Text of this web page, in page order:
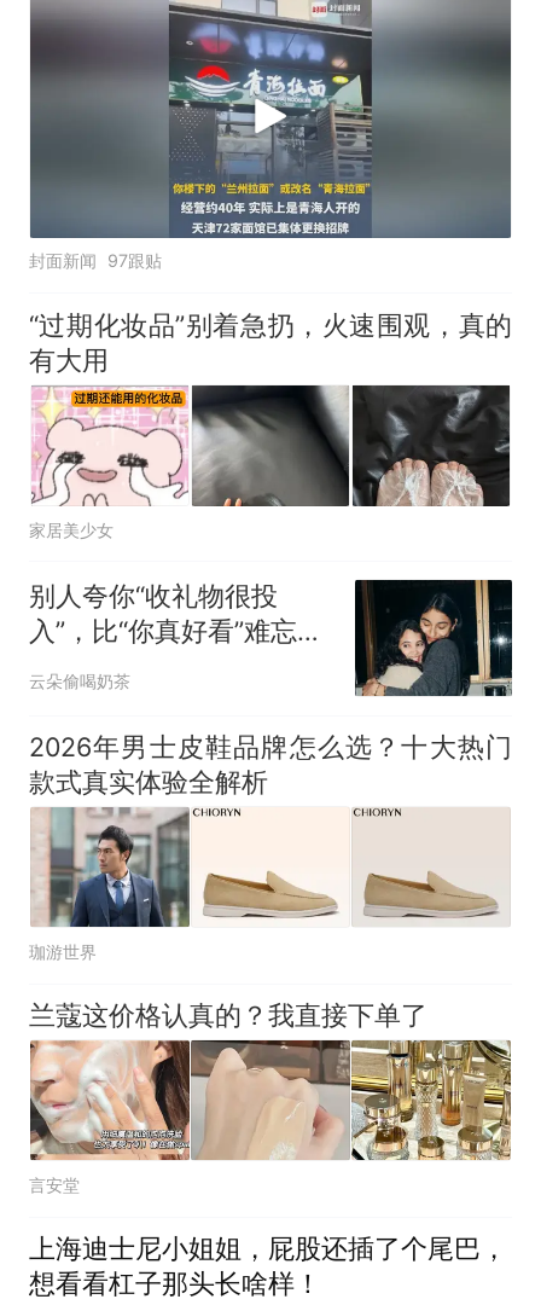
封面新闻 97跟贴
“过期化妆品”别着急扔，火速围观，真的
有大用
家居美少女
别人夸你“收礼物很投
入”，比“你真好看”难忘多
了
云朵偷喝奶茶
2026年男士皮鞋品牌怎么选？十大热门
款式真实体验全解析
珈游世界
兰蔻这价格认真的？我直接下单了
言安堂
上海迪士尼小姐姐，屁股还插了个尾巴，
想看看杠子那头长啥样！